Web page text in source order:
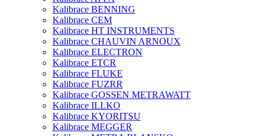
Kalibrace BENNING
Kalibrace CEM
Kalibrace HT INSTRUMENTS
Kalibrace CHAUVIN ARNOUX
Kalibrace ELECTRON
Kalibrace ETCR
Kalibrace FLUKE
Kalibrace FUZRR
Kalibrace GOSSEN METRAWATT
Kalibrace ILLKO
Kalibrace KYORITSU
Kalibrace MEGGER